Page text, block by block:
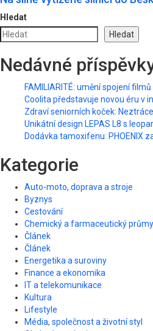
Hledat
Hledat
Nedávné
FAMILIARITÉ: umění spojení
Coolita představuje novou éru v
Zdraví seniorních koček:
Unikátní design LEPAS L8 s
Dodávka tamoxifenu: PHOENIX
Kategorie
Auto-moto, doprava a stroje
Byznys
Cestování
Chemický a farmaceutický
Článek
Článek
Energetika a suroviny
Finance a ekonomika
IT a telekomunikace
Kultura
Lifestyle
Média, společnost a životní styl